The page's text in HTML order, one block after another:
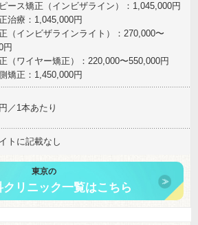
ース矯正（インビザライン）：1,045,000円
治療：1,045,000円
（インビザラインライト）：270,000〜
円
（ワイヤー矯正）：220,000〜550,000円
矯正：1,450,000円
／1本あたり
トに記載なし
東京の
リニック一覧はこちら